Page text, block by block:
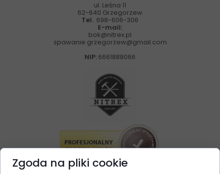
ul. Leśna 11
62-640 Grzegorzew
Tel. 698-606-306
E-mail:
bok@nitrex.pl
spawanie.grzegorzew@gmail.com
NIP: 6661888066
Zgoda na pliki cookie